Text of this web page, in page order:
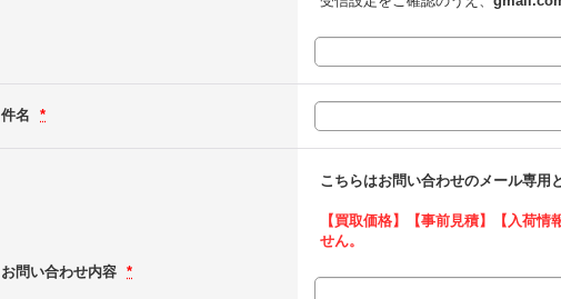
件名 *
お問い合わせ内容 *
こちらはお問い合わせのメール専用
【買取価格】【事前見積】【入荷
せん。